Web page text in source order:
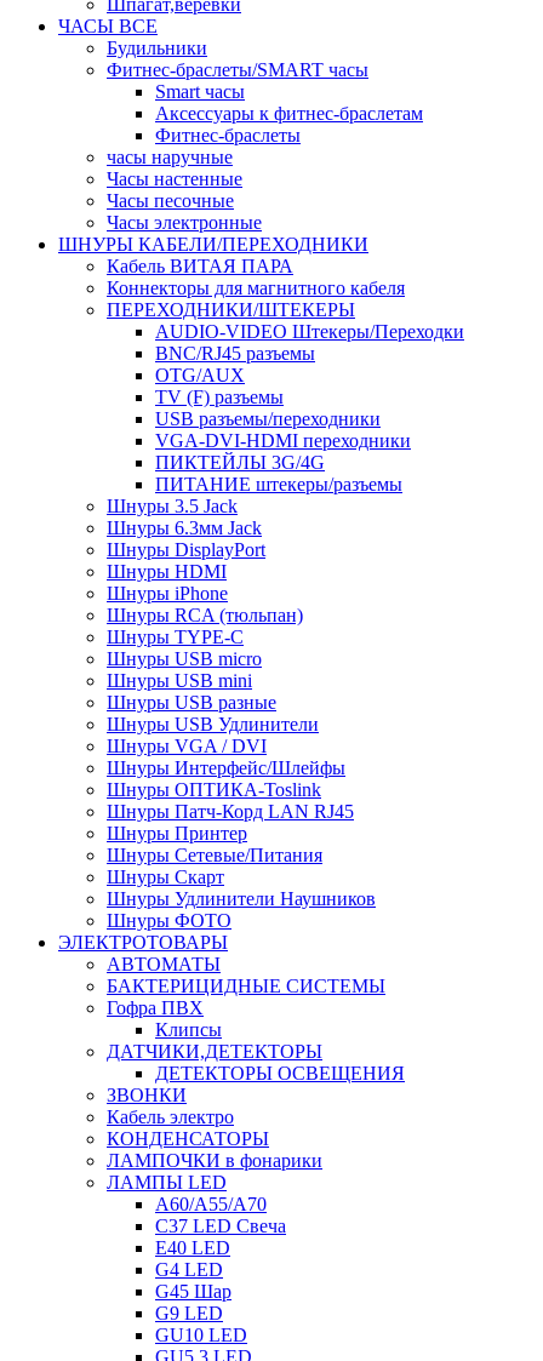
Шпагат,веревки
ЧАСЫ ВСЕ
Будильники
Фитнес-браслеты/SMART часы
Smart часы
Аксессуары к фитнес-браслетам
Фитнес-браслеты
часы наручные
Часы настенные
Часы песочные
Часы электронные
ШНУРЫ КАБЕЛИ/ПЕРЕХОДНИКИ
Кабель ВИТАЯ ПАРА
Коннекторы для магнитного кабеля
ПЕРЕХОДНИКИ/ШТЕКЕРЫ
AUDIO-VIDEO Штекеры/Переходки
BNC/RJ45 разъемы
OTG/AUX
TV (F) разъемы
USB разъемы/переходники
VGA-DVI-HDMI переходники
ПИКТЕЙЛЫ 3G/4G
ПИТАНИЕ штекеры/разъемы
Шнуры 3.5 Jack
Шнуры 6.3мм Jack
Шнуры DisplayPort
Шнуры HDMI
Шнуры iPhone
Шнуры RCA (тюльпан)
Шнуры TYPE-C
Шнуры USB micro
Шнуры USB mini
Шнуры USB разные
Шнуры USB Удлинители
Шнуры VGA / DVI
Шнуры Интерфейс/Шлейфы
Шнуры ОПТИКА-Toslink
Шнуры Патч-Корд LAN RJ45
Шнуры Принтер
Шнуры Сетевые/Питания
Шнуры Скарт
Шнуры Удлинители Наушников
Шнуры ФОТО
ЭЛЕКТРОТОВАРЫ
АВТОМАТЫ
БАКТЕРИЦИДНЫЕ СИСТЕМЫ
Гофра ПВХ
Клипсы
ДАТЧИКИ,ДЕТЕКТОРЫ
ДЕТЕКТОРЫ ОСВЕЩЕНИЯ
ЗВОНКИ
Кабель электро
КОНДЕНСАТОРЫ
ЛАМПОЧКИ в фонарики
ЛАМПЫ LED
A60/A55/A70
C37 LED Свеча
E40 LED
G4 LED
G45 Шар
G9 LED
GU10 LED
GU5.3 LED